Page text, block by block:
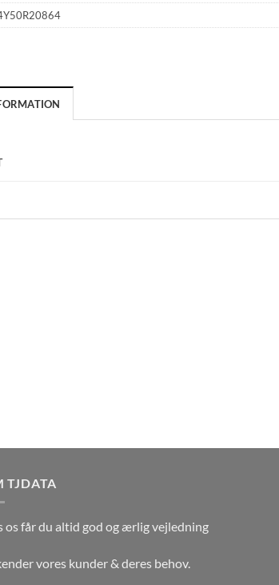
TJDATA
os får du altid god og ærlig vejledning
vores kunder & deres behov.